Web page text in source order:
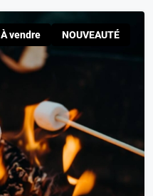
À vendre NOUVEAUTÉ